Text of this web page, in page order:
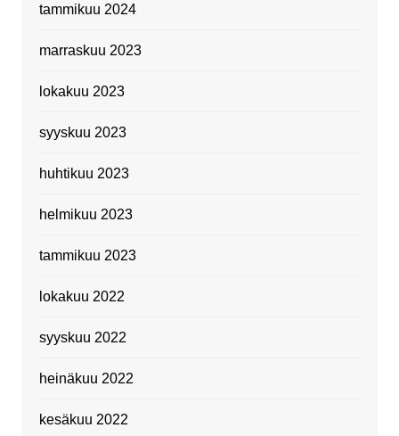
tammikuu 2024
marraskuu 2023
lokakuu 2023
syyskuu 2023
huhtikuu 2023
helmikuu 2023
tammikuu 2023
lokakuu 2022
syyskuu 2022
heinäkuu 2022
kesäkuu 2022